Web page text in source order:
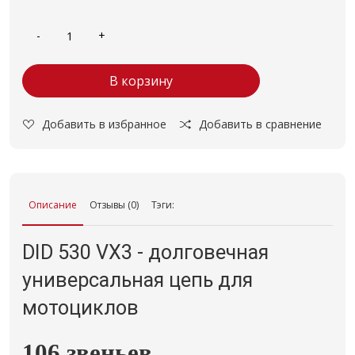
В корзину
Добавить в избранное Добавить в сравнение
Описание Отзывы (0) Тэги:
DID 530 VX3 - долговечная
универсальная цепь для
мотоциклов